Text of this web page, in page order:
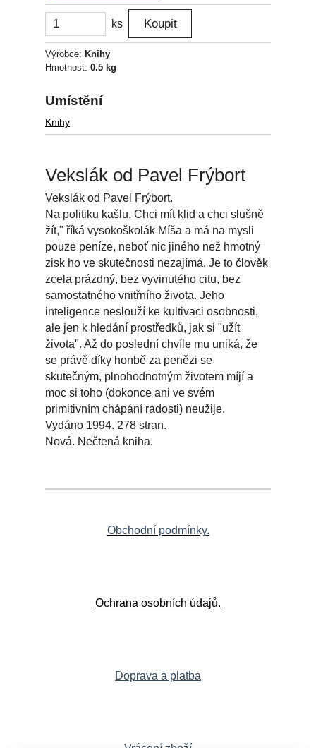
ks
Výrobce: Knihy
Hmotnost: 0.5 kg
Umístění
Knihy
Vekslák od Pavel Frýbort
Vekslák od Pavel Frýbort.
Na politiku kašlu. Chci mít klid a chci slušně
žít," říká vysokoškolák Míša a má na mysli
pouze peníze, neboť nic jiného než hmotný
zisk ho ve skutečnosti nezajímá. Je to člověk
zcela prázdný, bez vyvinutého citu, bez
samostatného vnitřního života. Jeho
inteligence neslouží ke kultivaci osobnosti,
ale jen k hledání prostředků, jak si "užít
života". Až do poslední chvíle mu uniká, že
se právě díky honbě za penězi se
skutečným, plnohodnotným životem míjí a
moc si toho (dokonce ani ve svém
primitivním chápání radosti) neužije.
Vydáno 1994. 278 stran.
Nová. Nečtená kniha.
Obchodní podmínky.
Ochrana osobních údajů.
Doprava a platba